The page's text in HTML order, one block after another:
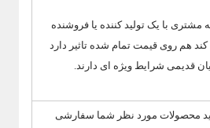
مشتری با یک تولید کننده یا فروشنده
هم روی قیمت تمام شده تاثیر دارد
قدیمی شرایط ویژه ای دارند.
محصولات مورد نظر شما سفارشی